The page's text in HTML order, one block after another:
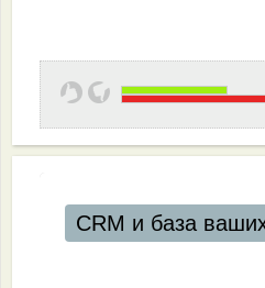
CRM и база